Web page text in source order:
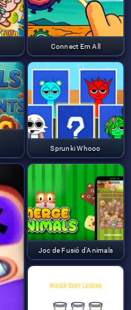
Connect Em All
Sprunki Whooo
Joc de Fusió d'Animals